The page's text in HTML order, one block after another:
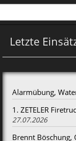
Letzte
Alarmübung,
1. ZETELER
27.07.2026
Brennt Böschung,